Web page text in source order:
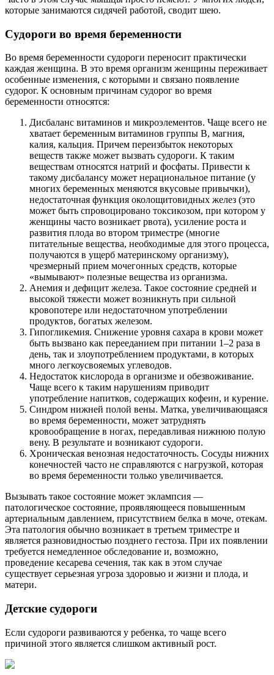
которые занимаются сидячей работой, сводит шею.
Судороги во время беременности
Во время беременности судороги переносит практически
каждая женщина. В это время организм женщины переживает
особенные изменения, с которыми и связано появление
судорог. К основным причинам судорог во время
беременности относятся:
Дисбаланс витаминов и микроэлементов. Чаще всего не
хватает беременным витаминов группы В, магния,
калия, кальция. Причем переизбыток некоторых
веществ также может вызвать судороги. К таким
веществам относятся натрий и фосфаты. Привести к
такому дисбалансу может нерациональное питание (у
многих беременных меняются вкусовые привычки),
недостаточная функция околощитовидных желез (это
может быть спровоцировано токсикозом, при котором у
женщины часто возникает рвота), усиление роста и
развития плода во втором триместре (многие
питательные вещества, необходимые для этого процесса,
получаются в ущерб материнскому организму),
чрезмерный прием мочегонных средств, которые
«вымывают» полезные вещества из организма.
Анемия и дефицит железа. Такое состояние средней и
высокой тяжести может возникнуть при сильной
кровопотере или недостаточном употреблении
продуктов, богатых железом.
Гипогликемия. Снижение уровня сахара в крови может
быть вызвано как перееданием при питании 1–2 раза в
день, так и злоупотреблением продуктами, в которых
много легкоусвояемых углеводов.
Недостаток кислорода в организме и обезвоживание.
Чаще всего к таким нарушениям приводит
употребление напитков, содержащих кофеин, и курение.
Синдром нижней полой вены. Матка, увеличивающаяся
во время беременности, может затруднять
кровообращение в ногах, передавливая нижнюю полую
вену. В результате и возникают судороги.
Хроническая венозная недостаточность. Сосуды нижних
конечностей часто не справляются с нагрузкой, которая
во время беременности только увеличивается.
Вызывать такое состояние может эклампсия —
патологическое состояние, проявляющееся повышенным
артериальным давлением, присутствием белка в моче, отекам.
Эта патология обычно возникает в третьем триместре и
является разновидностью позднего гестоза. При их появлении
требуется немедленное обследование и, возможно,
проведение кесарева сечения, так как в этом случае
существует серьезная угроза здоровью и жизни и плода, и
матери.
Детские судороги
Если судороги развиваются у ребенка, то чаще всего
причиной этого является слишком активный рост.